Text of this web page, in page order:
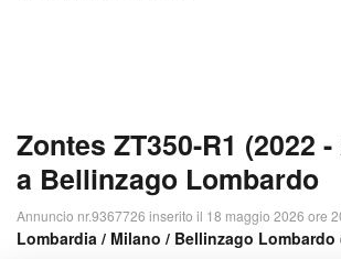
Zontes ZT350-R1 (2022
a Bellinzago Lombardo
Lombardia / Milano / Bellinzago Lombardo
Annuncio nr.9367726 inserito il 18 maggio 2026 ore